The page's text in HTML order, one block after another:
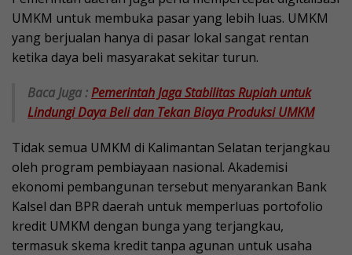
UMKM untuk membuka pasar yang lebih luas. UMKM
yang berjualan hanya di pasar lokal sangat rentan
ketika daya beli masyarakat sekitar turun.
Baca Juga :Pemerintah Jaga Stabilitas Rupiah untuk
Lindungi Daya Beli dan Tekan Biaya Produksi UMKM
Tidak semua UMKM di Kalimantan Selatan terjangkau
oleh program pembiayaan nasional. Akademisi
ekonomi pembangunan tersebut menyarankan Bank
Kalsel dan BPR daerah untuk memperluas portofolio
kredit UMKM dengan bunga yang terjangkau,
termasuk skema kredit tanpa agunan untuk usaha